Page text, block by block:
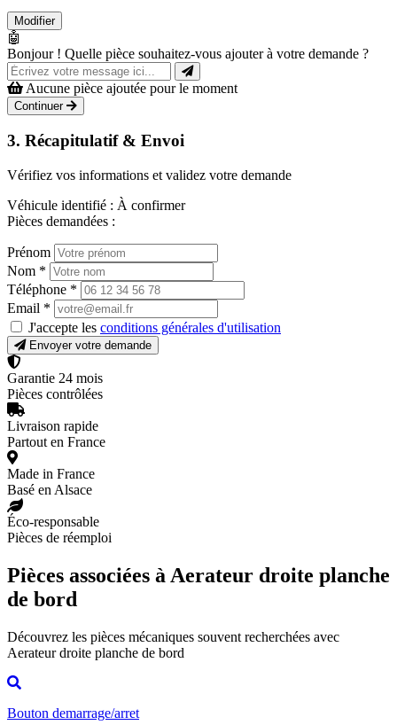
Modifier
🤖
Bonjour ! Quelle pièce souhaitez-vous ajouter à votre demande ?
Aucune pièce ajoutée pour le moment
Continuer
3. Récapitulatif & Envoi
Vérifiez vos informations et validez votre demande
Véhicule identifié : À confirmer
Pièces demandées :
Prénom
Nom *
Téléphone *
Email *
J'accepte les conditions générales d'utilisation
Envoyer votre demande
Garantie 24 mois
Pièces contrôlées
Livraison rapide
Partout en France
Made in France
Basé en Alsace
Éco-responsable
Pièces de réemploi
Pièces associées à Aerateur droite planche
de bord
Découvrez les pièces mécaniques souvent recherchées avec
Aerateur droite planche de bord
Bouton demarrage/arret